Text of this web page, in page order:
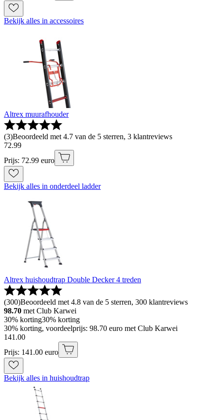
Bekijk alles in accessoires
Altrex muurafhouder
(3)Beoordeeld met 4.7 van de 5 sterren, 3 klantreviews
72.99
Prijs: 72.99 euro
Bekijk alles in onderdeel ladder
Altrex huishoudtrap Double Decker 4 treden
(300)Beoordeeld met 4.8 van de 5 sterren, 300 klantreviews
98.70 met Club Karwei
30% korting30% korting
30% korting, voordeelprijs: 98.70 euro met Club Karwei
141.00
Prijs: 141.00 euro
Bekijk alles in huishoudtrap